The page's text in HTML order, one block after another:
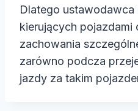
Dlatego ustawodawca
kierujących pojazdami
zachowania
zarówno podcza
jazdy za takim